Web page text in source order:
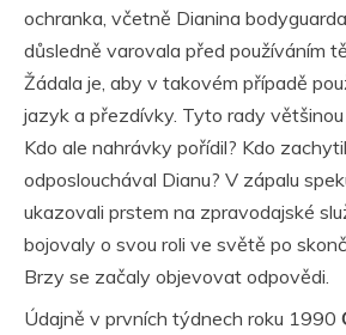
ochranka, včetně Dianina bodyguarda
důsledně varovala před používáním
Žádala je, aby v takovém případě
jazyk a přezdívky. Tyto rady
Kdo ale nahrávky pořídil? Kdo
odposlouchával Dianu? V zápalu
ukazovali prstem na zpravodajské
bojovaly o svou roli ve světě po
Brzy se začaly objevovat odpovědi.
Údajně v prvních týdnech roku 1990